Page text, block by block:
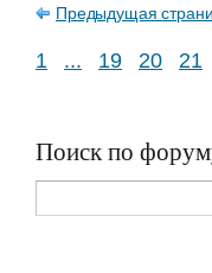
Предыдущая
1 ... 19 20 21
Поиск по